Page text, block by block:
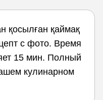
қосылған қаймақ
с фото. Время
15 мин. Полный
кулинарном